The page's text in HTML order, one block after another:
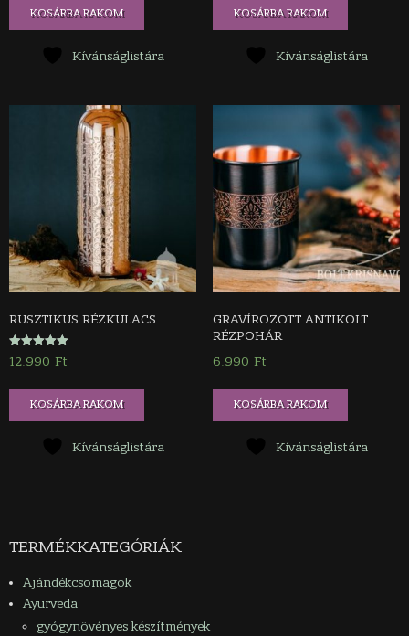
was:
22.900 Ft. 21.900 Ft.
KOSÁRBA RAKOM
Kívánságlistára
KOSÁRBA RAKOM
Kívánságlistára
RUSZTIKUS RÉZKULACS
Értékelés:
5.00
12.990 Ft
KOSÁRBA RAKOM
Kívánságlistára
GRAVÍROZOTT ANTIKOLT
RÉZPOHÁR
6.990 Ft
KOSÁRBA RAKOM
Kívánságlistára
TERMÉKKATEGÓRIÁK
Ajándékcsomagok
Ayurveda
gyógynövényes készítmények